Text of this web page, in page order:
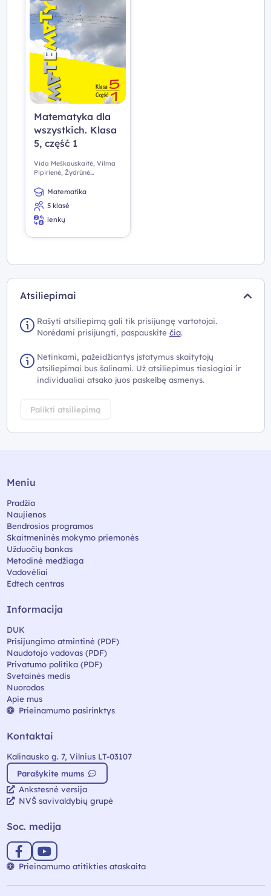
Matematyka dla
wszystkich. Klasa
5, część 1
Vida Meškauskaitė, Vilma
Pipirienė, Žydrūnė
Matematika
5 klasė
lenkų
Atsiliepimai
Rašyti atsiliepimą gali tik prisijungę vartotojai.
Norėdami prisijungti, paspauskite čia.
Netinkami, pažeidžiantys įstatymus skaitytojų
atsiliepimai bus šalinami. Už atsiliepimus tiesiogiai ir
individualiai atsako juos paskelbę asmenys.
Palikti atsiliepimą
Meniu
Pradžia
Naujienos
Bendrosios programos
Skaitmeninės mokymo priemonės
Užduočių bankas
Metodinė medžiaga
Vadovėliai
Edtech centras
Informacija
DUK
Prisijungimo atmintinė (PDF)
Naudotojo vadovas (PDF)
Privatumo politika (PDF)
Svetainės medis
Nuorodos
Apie mus
Prieinamumo pasirinktys
Kontaktai
Kalinausko g. 7, Vilnius LT-03107
Parašykite mums
Ankstesnė versija
NVŠ savivaldybių grupė
Soc. medija
Prieinamumo atitikties ataskaita